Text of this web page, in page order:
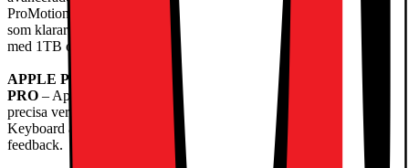
ProMotion, stort färgomfång (P3) och True Tone. Nanotexturglas
som klarar svåra ljusförhållanden finns som tillval på modellerna
med 1TB och 2TB.
APPLE PENCIL OCH MAGIC KEYBOARD TILL IPAD
PRO – Apple Pencil Pro och Apple Pencil (usb-c) är intuitiva och
precisa verktyg för att teckna, måla, anteckna och skapa. Magic
Keyboard är bekvämt att skriva på och har en styrplatta med haptisk
feedback.